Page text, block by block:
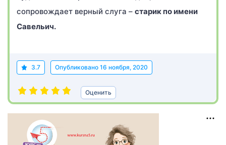
сопровождает верный слуга – старик по имени
Савельич.
3.7 Опубликовано 16 ноября, 2020
Оценить